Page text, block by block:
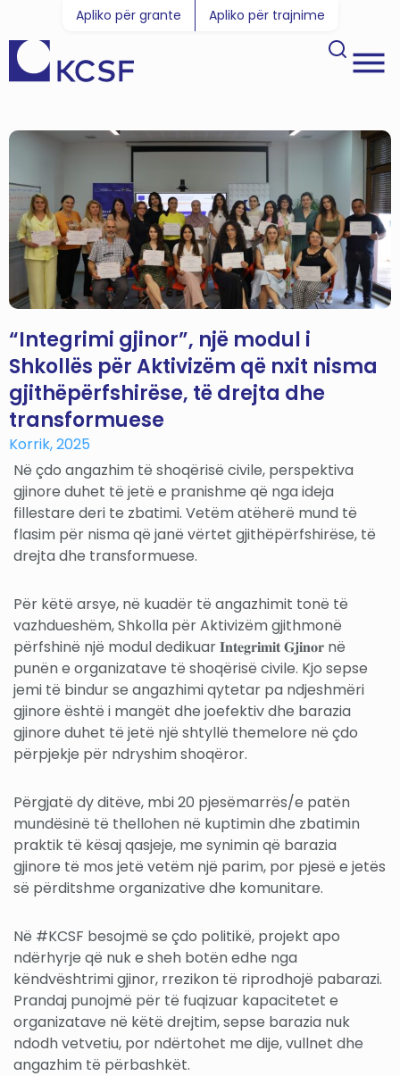
Apliko për grante Apliko për trajnime
“Integrimi gjinor”, një modul i
Shkollës për Aktivizëm që nxit nisma
gjithëpërfshirëse, të drejta dhe
transformuese
Korrik, 2025
Në çdo angazhim të shoqërisë civile, perspektiva
gjinore duhet të jetë e pranishme që nga ideja
fillestare deri te zbatimi. Vetëm atëherë mund të
flasim për nisma që janë vërtet gjithëpërfshirëse, të
drejta dhe transformuese.
Për këtë arsye, në kuadër të angazhimit tonë të
vazhdueshëm, Shkolla për Aktivizëm gjithmonë
përfshinë një modul dedikuar 𝐈𝐧𝐭𝐞𝐠𝐫𝐢𝐦𝐢𝐭 𝐆𝐣𝐢𝐧𝐨𝐫 në
punën e organizatave të shoqërisë civile. Kjo sepse
jemi të bindur se angazhimi qytetar pa ndjeshmëri
gjinore është i mangët dhe joefektiv dhe barazia
gjinore duhet të jetë një shtyllë themelore në çdo
përpjekje për ndryshim shoqëror.
Përgjatë dy ditëve, mbi 20 pjesëmarrës/e patën
mundësinë të thellohen në kuptimin dhe zbatimin
praktik të kësaj qasjeje, me synimin që barazia
gjinore të mos jetë vetëm një parim, por pjesë e jetës
së përditshme organizative dhe komunitare.
Në #KCSF besojmë se çdo politikë, projekt apo
ndërhyrje që nuk e sheh botën edhe nga
këndvështrimi gjinor, rrezikon të riprodhojë pabarazi.
Prandaj punojmë për të fuqizuar kapacitetet e
organizatave në këtë drejtim, sepse barazia nuk
ndodh vetvetiu, por ndërtohet me dije, vullnet dhe
angazhim të përbashkët.